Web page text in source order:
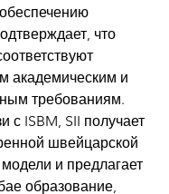
что
академическим и
требованиям.
с ISBM, SII получает
швейцарской
и предлагает
образование,